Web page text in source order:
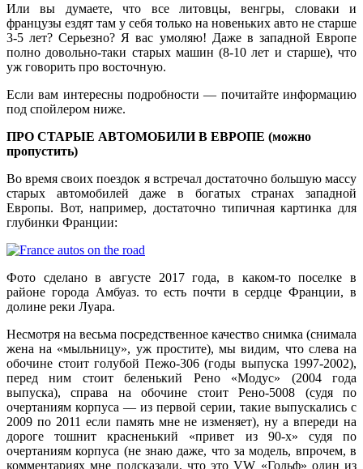
Или вы думаете, что все литовцы, венгры, словаки и
французы ездят там у себя только на новеньких авто не старше
3-5 лет? Серьезно? Я вас умоляю! Даже в западной Европе
полно довольно-таки старых машин (8-10 лет и старше), что
уж говорить про восточную.
Если вам интересны подробности — почитайте информацию
под спойлером ниже.
ПРО СТАРЫЕ АВТОМОБИЛИ В ЕВРОПЕ (можно
пропустить)
Во время своих поездок я встречал достаточно большую массу
старых автомобилей даже в богатых странах западной
Европы. Вот, например, достаточно типичная картинка для
глубинки Франции:
Фото сделано в августе 2017 года, в каком-то поселке в
районе города Амбуаз. то есть почти в сердце Франции, в
долине реки Луара.
Несмотря на весьма посредственное качество снимка (снимала
жена на «мыльницу», уж простите), мы видим, что слева на
обочине стоит голубой Пежо-306 (годы выпуска 1997-2002),
перед ним стоит беленький Рено «Модус» (2004 года
выпуска), справа на обочине стоит Рено-5008 (судя по
очертаниям корпуса — из первой серии, такие выпускались с
2009 по 2011 если память мне не изменяет), ну а впереди на
дороге тошнит красненький «привет из 90-х» судя по
очертаниям корпуса (не знаю даже, что за модель, впрочем, в
комментариях мне подсказали, что это VW «Гольф» один из